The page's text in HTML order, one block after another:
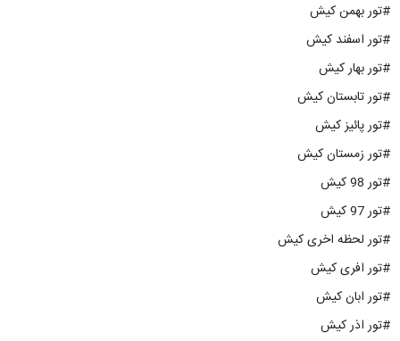
#تور بهمن کیش
#تور اسفند کیش
#تور بهار کیش
#تور تابستان کیش
#تور پائیز کیش
#تور زمستان کیش
#تور 98 کیش
#تور 97 کیش
#تور لحظه اخری کیش
#تور افری کیش
#تور ابان کیش
#تور اذر کیش